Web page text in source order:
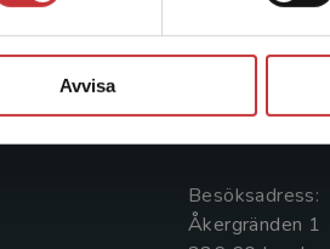
Avvisa
kurslitteratur,
046-31 20 00
Box 141
221 00 Lund
Besöksadress:
Åkergränden 1